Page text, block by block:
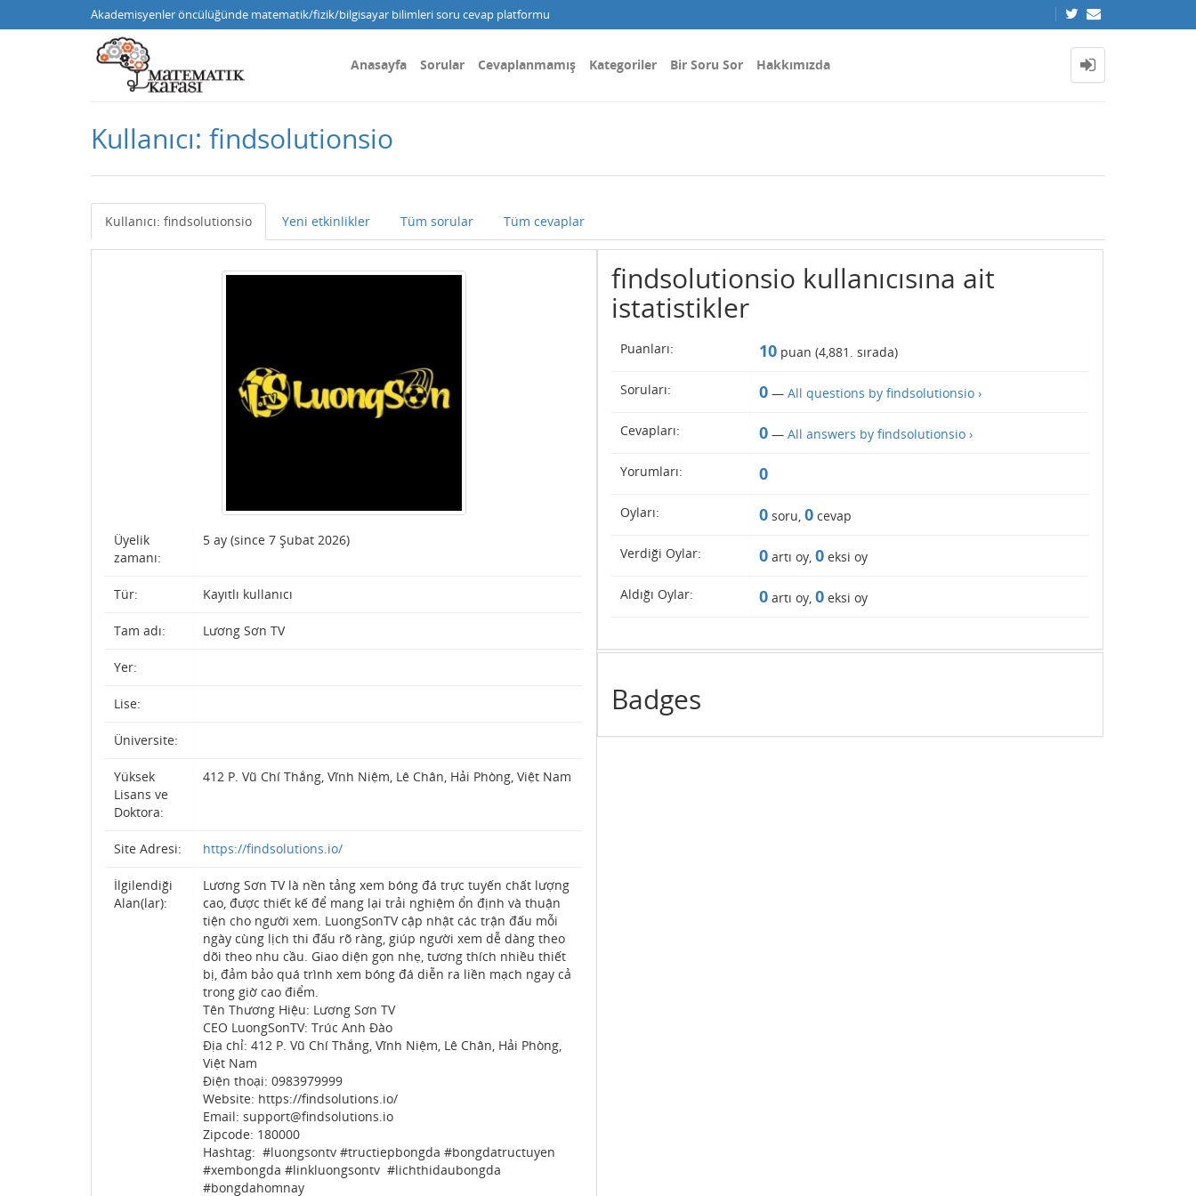
Akademisyenler öncülüğünde matematik/fizik/bilgisayar bilimleri soru cevap platformu
Anasayfa Sorular Cevaplanmamış Kategoriler Bir Soru Sor Hakkımızda
Kullanıcı: findsolutionsio
Kullanıcı: findsolutionsio Yeni etkinlikler Tüm sorular Tüm cevaplar
Üyelik
zamanı:
5 ay (since 7 Şubat 2026)
Tür: Kayıtlı kullanıcı
Tam adı: Lương Sơn TV
Yer:
Lise:
Üniversite:
Yüksek
Lisans ve
Doktora:
412 P. Vũ Chí Thắng, Vĩnh Niệm, Lê Chân, Hải Phòng, Việt Nam
Site Adresi: https://findsolutions.io/
İlgilendiği
Alan(lar):
Lương Sơn TV là nền tảng xem bóng đá trực tuyến chất lượng
cao, được thiết kế để mang lại trải nghiệm ổn định và thuận
tiện cho người xem. LuongSonTV cập nhật các trận đấu mỗi
ngày cùng lịch thi đấu rõ ràng, giúp người xem dễ dàng theo
dõi theo nhu cầu. Giao diện gọn nhẹ, tương thích nhiều thiết
bị, đảm bảo quá trình xem bóng đá diễn ra liền mạch ngay cả
trong giờ cao điểm.
Tên Thương Hiệu: Lương Sơn TV
CEO LuongSonTV: Trúc Anh Đào
Địa chỉ: 412 P. Vũ Chí Thắng, Vĩnh Niệm, Lê Chân, Hải Phòng,
Việt Nam
Điện thoại: 0983979999
Website: https://findsolutions.io/
Email: support@findsolutions.io
Zipcode: 180000
Hashtag: #luongsontv #tructiepbongda #bongdatructuyen
#xembongda #linkluongsontv #lichthidaubongda
#bongdahomnay
findsolutionsio kullanıcısına ait
istatistikler
Puanları: 10puan (4,881 . sırada)
Soruları: 0— All questions by findsolutionsio ›
Cevapları: 0— All answers by findsolutionsio ›
Yorumları: 0
Oyları: 0soru, 0cevap
Verdiği Oylar: 0artı oy, 0eksi oy
Aldığı Oylar: 0artı oy, 0eksi oy
Badges